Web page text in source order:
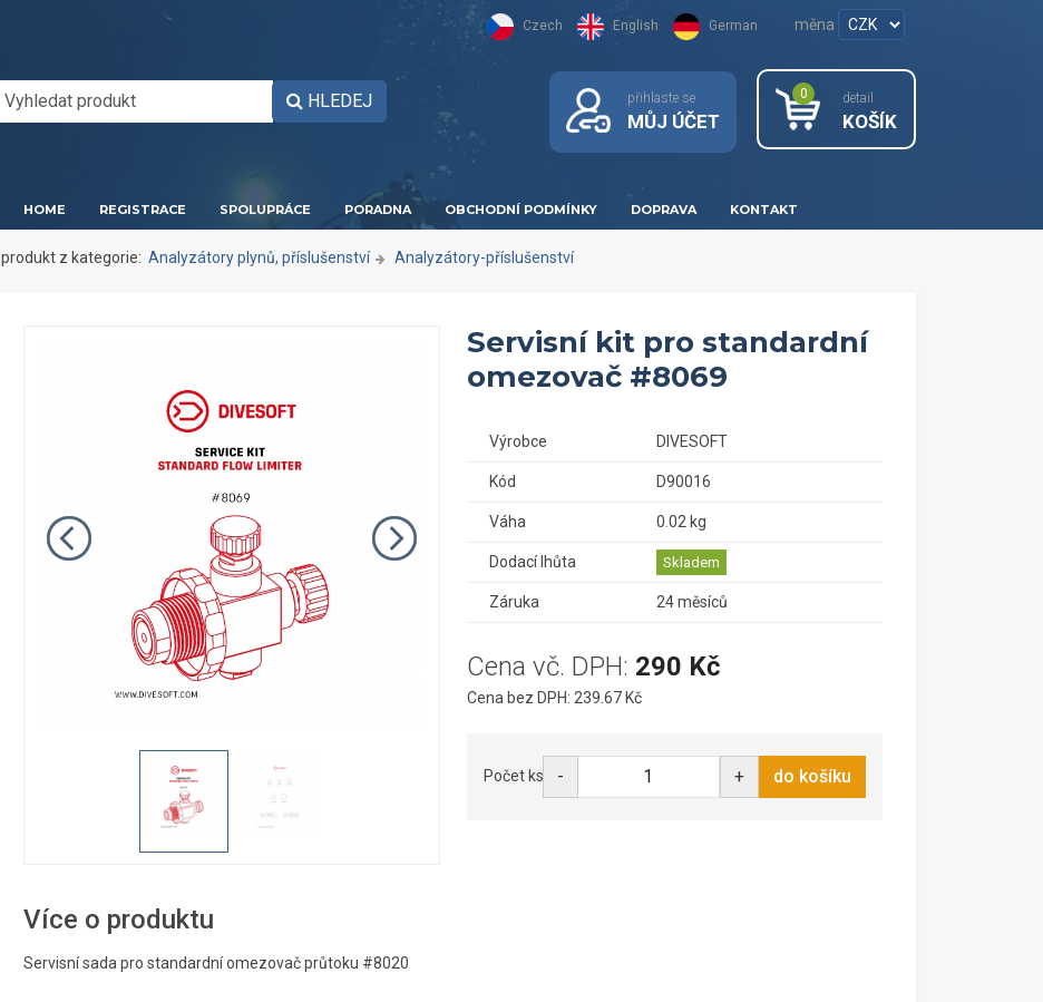
Czech English German měna
HLEDEJ přihlaste se
MŮJ ÚČET
0 detail
KOŠÍK
HOME REGISTRACE SPOLUPRÁCE PORADNA OBCHODNÍ PODMÍNKY DOPRAVA KONTAKT
produkt z kategorie: Analyzátory plynů, příslušenství Analyzátory-příslušenství
Servisní kit pro standardní
omezovač #8069
Výrobce DIVESOFT
Kód D90016
Váha 0.02 kg
Dodací lhůta Skladem
Záruka 24 měsíců
Cena vč. DPH: 290 Kč
Cena bez DPH: 239.67 Kč
Počet ks - + do košíku
Více o produktu
Servisní sada pro standardní omezovač průtoku #8020